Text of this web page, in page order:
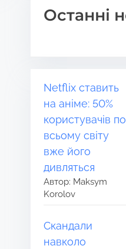
Останні
Netflix ставить
на аніме: 50%
користувачів по
всьому світу
вже його
дивляться
Автор: Maksym
Korolov
Скандали
навколо